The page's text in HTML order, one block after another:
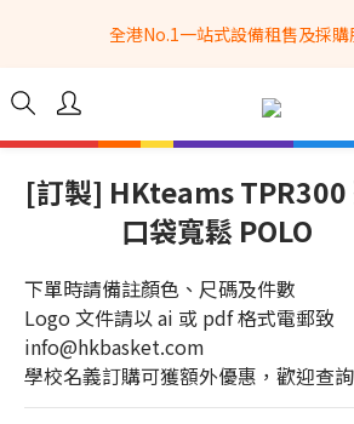
全港No.1一站式設備租售及採
全港No.1一站式設備租售及採
選購現貨產品全單滿$3500自家專送免運費
於急單, 訂制產品, 屏風, 籠車,
info@hkbasket.com
全港No.1一站式設備租售及採購
[訂製] HKteams TPR300
口袋寬鬆 POLO
下單時請備註顏色、尺碼及件數
Logo 文件請以 ai 或 pdf 格式電郵致
info@hkbasket.com
學校名義訂購可獲額外優惠，歡迎查詢